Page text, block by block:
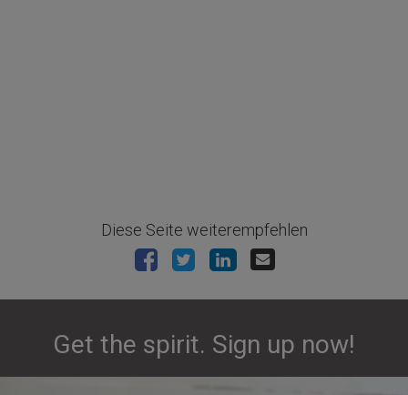
Diese Seite weiterempfehlen
Get the spirit. Sign up now!